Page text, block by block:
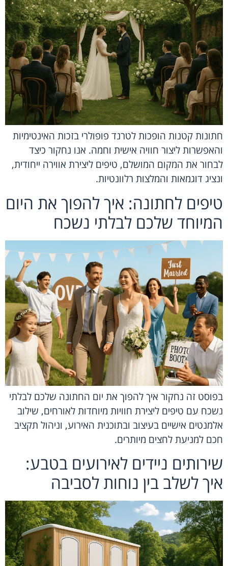
חתונות קטנות הופכות לטרנד פופולרי בזכות האינטימיות
והאפשרות ליצור חוויה אישית וחמה. אנו נחקור כיצד
לבחור את המקום המושלם, טיפים ליצירת אווירה ייחודית,
ונציג דוגמאות והמלצות רלוונטיות.
טיפים לחתונה: איך להפוך את היום
המיוחד שלכם לבלתי נשכח
בפוסט זה נחקור איך להפוך את יום החתונה שלכם לבלתי
נשכח עם טיפים ליצירת חוויות מיוחדות לאורחים, שילוב
אלמנטים אישיים בעיצוב ובתוכנית האירוע, וניהול תקציב
חכם למניעת לחצים מיותרים.
שירותים ניידים לאירועים בטבע:
איך לשלב בין נוחות לסביבה